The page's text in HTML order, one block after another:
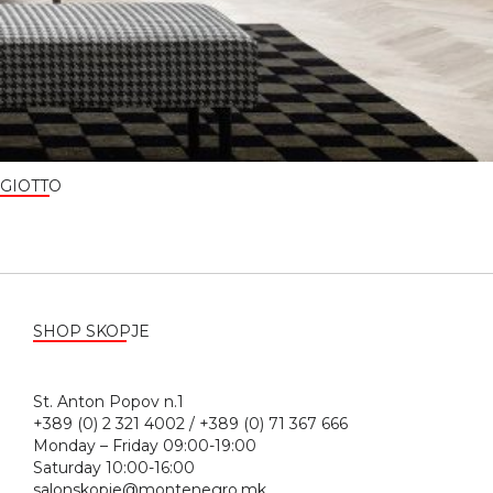
GIOTTO
SHOP SKOPJE
St. Anton Popov n.1
+389 (0) 2 321 4002 / +389 (0) 71 367 666
Monday – Friday 09:00-19:00
Saturday 10:00-16:00